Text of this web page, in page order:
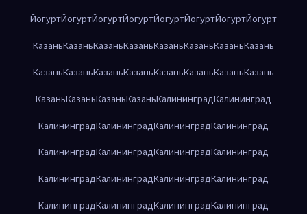
ЙогуртЙогуртЙогуртЙогуртЙогуртЙогуртЙогуртЙогурт
КазаньКазаньКазаньКазаньКазаньКазаньКазаньКазань
КазаньКазаньКазаньКазаньКазаньКазаньКазаньКазань
КазаньКазаньКазаньКазаньКалининградКалининград
КалининградКалининградКалининградКалининград
КалининградКалининградКалининградКалининград
КалининградКалининградКалининградКалининград
КалининградКалининградКалининградКалининград